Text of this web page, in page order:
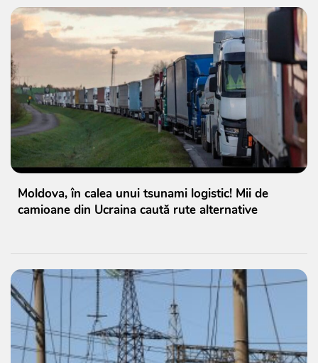
Moldova, în calea unui tsunami logistic! Mii de
camioane din Ucraina caută rute alternative